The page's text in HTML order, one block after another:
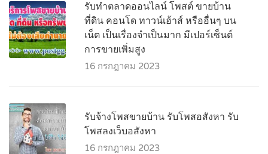
รับทำตลาดออนไลน์ โพสต์ ขายบ้าน
ที่ดิน คอนโด ทาวน์เฮ้าส์ หรืออื่นๆ บน
เน็ต เป็นเรื่องจำเป็นมาก มีเปอร์เซ็นต์
การขายเพิ่มสูง
16 กรกฎาคม 2023
รับจ้างโพสขายบ้าน รับโพสอสังหา รับ
โพสลงเว็บอสังหา
16 กรกฎาคม 2023